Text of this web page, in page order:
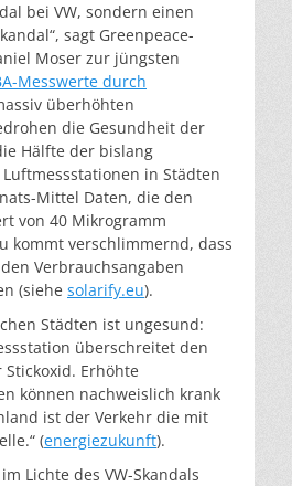
bei VW, sondern einen
sagt Greenpeace-
Moser zur jüngsten
Messwerte durch
überhöhten
die Gesundheit der
Hälfte der bislang
in Städten
Mittel Daten, die den
von 40 Mikrogramm
kommt verschlimmernd, dass
Verbrauchsangaben
(siehe solarify.eu).
Städten ist ungesund:
überschreitet den
Erhöhte
können nachweislich krank
ist der Verkehr die mit
(energiezukunft).
Lichte des VW-Skandals